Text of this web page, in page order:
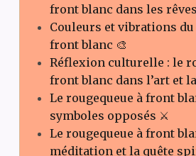
front blanc dans les
Couleurs et vibrations du
front blanc 🎨
Réflexion culturelle : le
front blanc dans l’art et
Le rougequeue à front
symboles opposés ⚔️
Le rougequeue à front
méditation et la quête